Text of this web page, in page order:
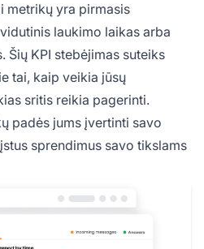
metrikų yra pirmasis
laukimo laikas arba
KPI stebėjimas suteiks
tai, kaip veikia jūsų
sritis reikia pagerinti.
padės jums įvertinti savo
sprendimus savo tikslams